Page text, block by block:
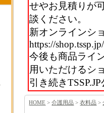
せやお見積りが
談ください。
新オンラインシ
https://shop.tssp.jp/
今後も商品ライ
用いただけるシ
引き続き
HOME >介護用品 >衣料品 >